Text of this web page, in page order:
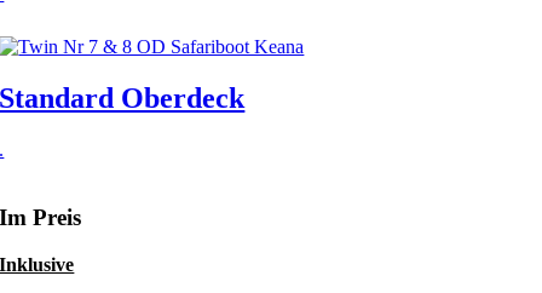
Standard Oberdeck
.
Im Preis
Inklusive